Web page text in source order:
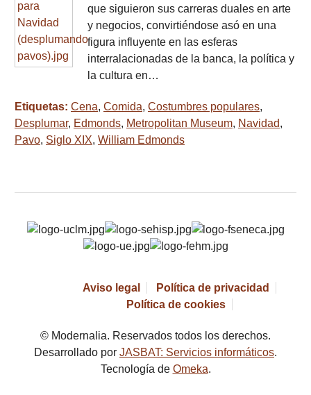
que siguieron sus carreras duales en arte
y negocios, convirtiéndose asó en una
figura influyente en las esferas
interralacionadas de la banca, la política y
la cultura en…
Etiquetas: Cena, Comida, Costumbres populares,
Desplumar, Edmonds, Metropolitan Museum, Navidad,
Pavo, Siglo XIX, William Edmonds
Aviso legal
Política de privacidad
Política de cookies
© Modernalia. Reservados todos los derechos.
Desarrollado por JASBAT: Servicios informáticos.
Tecnología de Omeka.